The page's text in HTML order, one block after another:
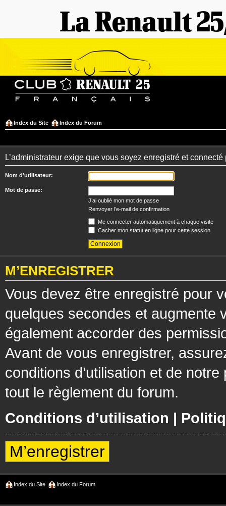
Index du Site Index du Forum
L’administrateur exige que vous soyez enregistré et
Nom d’utilisateur:
Mot de passe:
J’ai oublié mon mot de passe
Renvoyer l’e-mail de confirmation
Me connecter automatiquement à chaque visite
Cacher mon statut en ligne pour cette session
M’ENREGISTRER
Vous devez être enregistré pour
quelques secondes et augmente
également accorder des
Avant de vous enregistrer,
conditions d’utilisation et de
tout le règlement du forum.
Conditions d’utilisation |
M’enregistrer
Index du Site Index du Forum